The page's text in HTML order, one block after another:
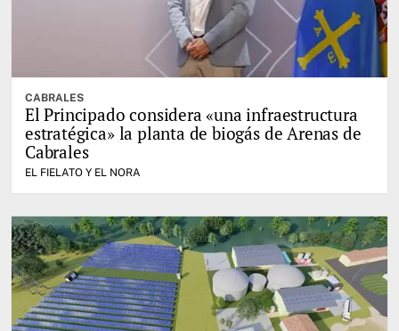
CABRALES
El Principado considera «una infraestructura
estratégica» la planta de biogás de Arenas de
Cabrales
EL FIELATO Y EL NORA